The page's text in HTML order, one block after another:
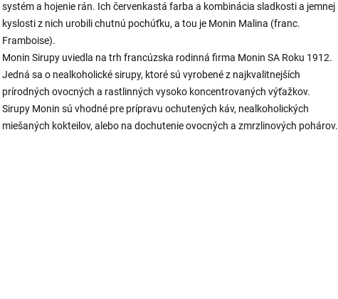
systém a hojenie rán. Ich červenkastá farba a kombinácia sladkosti a jemnej
kyslosti z nich urobili chutnú pochúťku, a tou je Monin Malina (franc.
Framboise).
Monin Sirupy uviedla na trh francúzska rodinná firma Monin SA Roku 1912.
Jedná sa o nealkoholické sirupy, ktoré sú vyrobené z najkvalitnejších
prírodných ovocných a rastlinných vysoko koncentrovaných výťažkov.
Sirupy Monin sú vhodné pre prípravu ochutených káv, nealkoholických
miešaných kokteilov, alebo na dochutenie ovocných a zmrzlinových pohárov.